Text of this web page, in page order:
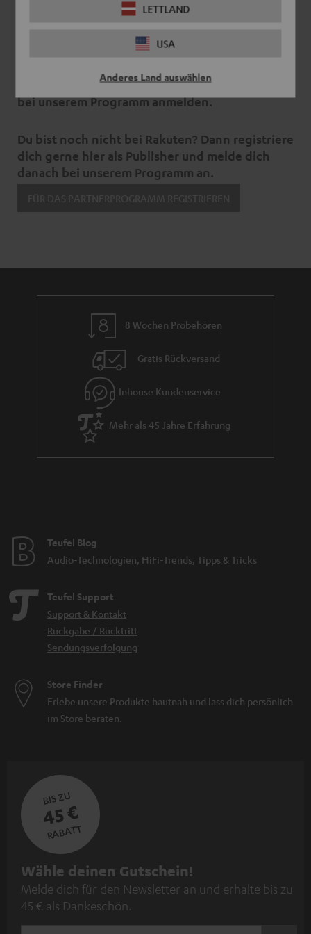
LETTLAND
USA
Anderes Land auswählen
Wir würden uns sehr freuen, dich als Teufel Affiliate-Partner in
registriert bist, dann kannst du dich dort direkt
bei unserem Programm anmelden.
Du bist noch nicht bei Rakuten? Dann registriere
dich gerne hier als Publisher und melde dich
danach bei unserem Programm an.
8 Wochen Probehören
Gratis Rückversand
Inhouse Kundenservice
Mehr als 45 Jahre Erfahrung
Teufel Blog
Audio-Technologien, HiFi-Trends, Tipps & Tricks
Teufel Support
Support & Kontakt
Rückgabe / Rücktritt
Sendungsverfolgung
Store Finder
Erlebe unsere Produkte hautnah und lass dich persönlich
im Store beraten.
BIS ZU
45 €
RABATT
N
e
w
Wähle deinen Gutschein!
Melde dich für den Newsletter an und erhalte bis zu
45 € als Dankeschön.